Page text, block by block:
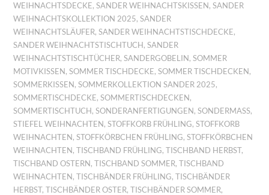
WEIHNACHTSDECKE,SANDER WEIHNACHTSKISSEN,SANDER
WEIHNACHTSKOLLEKTION 2025,SANDER
WEIHNACHTSLÄUFER,SANDER WEIHNACHTSTISCHDECKE,
SANDER WEIHNACHTSTISCHTUCH,SANDER
WEIHNACHTSTISCHTÜCHER,SANDERGOBELIN,SOMMER
MOTIVKISSEN,SOMMER TISCHDECKE,SOMMER TISCHDECKEN,
SOMMERKISSEN,SOMMERKOLLEKTION SANDER 2025,
SOMMERTISCHDECKE,SOMMERTISCHDECKEN,
SOMMERTISCHTUCH,SONDERANFERTIGUNGEN,SONDERMASS ,
STIEFEL WEIHNACHTEN,STOFFKORB FRÜHLING,STOFFKORB
WEIHNACHTEN,STOFFKÖRBCHEN FRÜHLING,STOFFKÖRBCHEN
WEIHNACHTEN,TISCHBAND FRÜHLING,TISCHBAND HERBST,
TISCHBAND OSTERN,TISCHBAND SOMMER,TISCHBAND
WEIHNACHTEN,TISCHBÄNDER FRÜHLING,TISCHBÄNDER
HERBST,TISCHBÄNDER OSTER,TISCHBÄNDER SOMMER,